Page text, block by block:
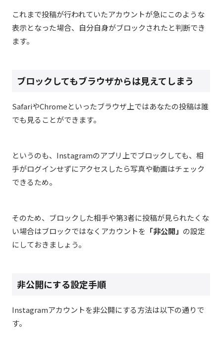
これまで投稿が行われていたアカウントが急にこのような
表示となった場合、自分自身がブロックされたと判断でき
ます。
ブロックしてもブラウザからは見えてしまう
SafariやChromeといったブラウザ上ではあなたの投稿は誰
でも見ることができます。
というのも、Instagramのアプリ上でブロックしても、相
手がログインせずにアクセスしたら写真や動画はチェック
できるため。
そのため、ブロックした相手や第3者に投稿が見られたくな
い場合はブロックではなくアカウントを 「非公開」 の設定
にしておきましょう。
非公開にする設定手順
Instagramアカウントを非公開にする方法は以下の通りで
す。